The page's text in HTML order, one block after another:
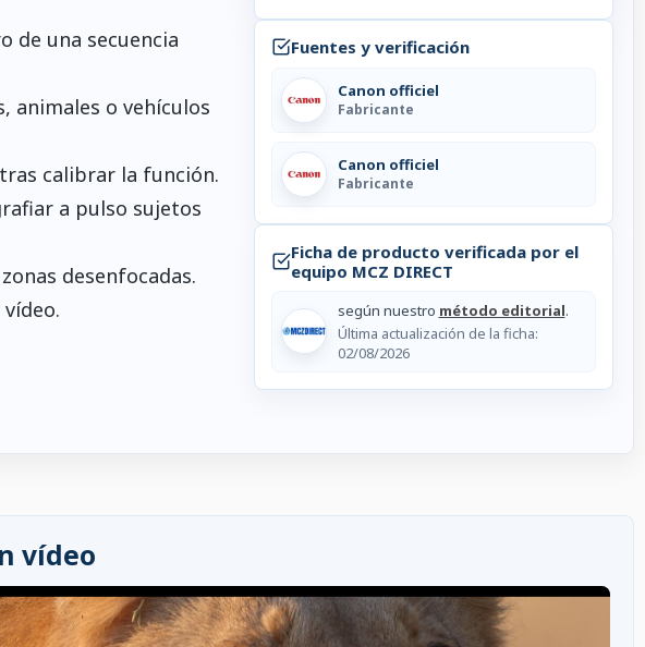
de una secuencia
animales o vehículos
calibrar la función.
a pulso sujetos
desenfocadas.
Fuentes y verificación
Canon officiel
Fabricante
Canon officiel
Fabricante
Ficha de producto verificada por el
equipo MCZ DIRECT
según nuestro método editorial.
Última actualización de la ficha:
02/08/2026
vídeo